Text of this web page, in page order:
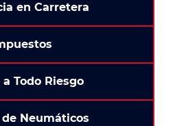
en Carretera
Todo Riesgo
Neumáticos